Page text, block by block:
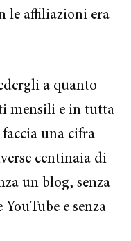
le affiliazioni era
a quanto
mensili e in tutta
una cifra
centinaia di
un blog, senza
YouTube e senza